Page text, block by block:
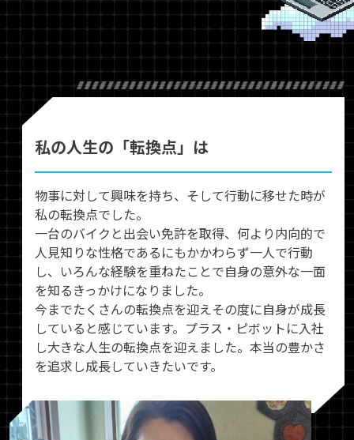
私の人生の「転換点」は
物事に対して興味を持ち、そして行動に移せた時が
私の転換点でした。
一台のバイクと出会い免許を取得、何より内向的で
人見知りな性格であるにもかかわらず一人で行動
し、いろんな経験を重ねたことで自身の意外な一面
を知るきっかけになりました。
今までたくさんの転換点を迎えその度に自身が成長
していると感じています。プラス・ピボットに入社
し大きな人生の転換点を迎えました。本当の豊かさ
を追求し成長していきたいです。